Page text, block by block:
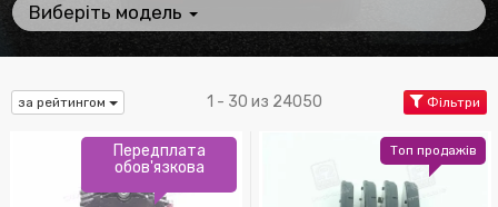
Виберіть модель
за рейтингом 1 - 30 из 24050 Фільтри
Передплата
обов'язкова
Топ продажів